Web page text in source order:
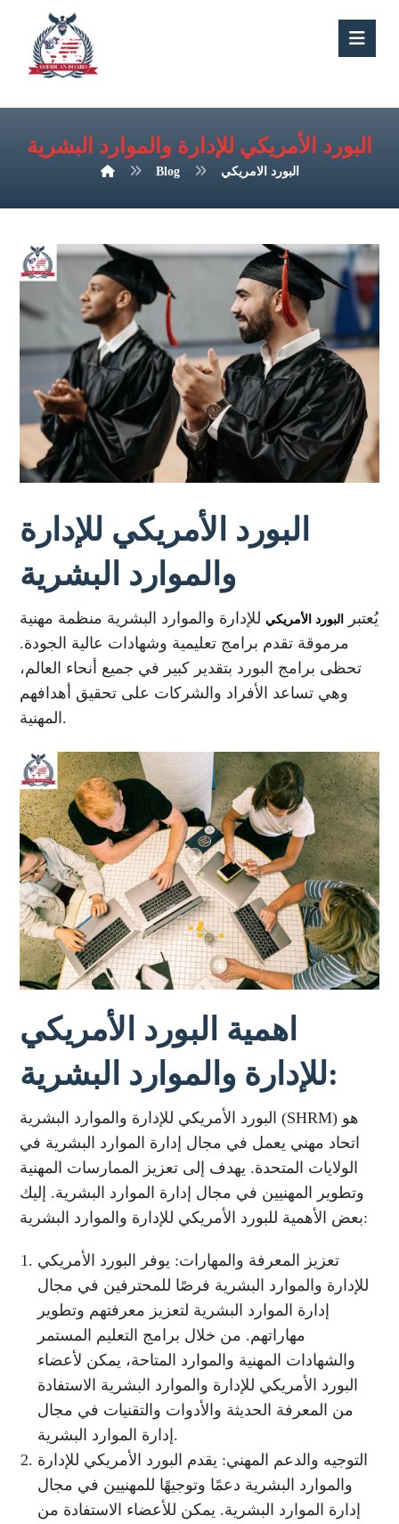
البورد الأمريكي للإدارة والموارد البشرية
Blog البورد الامريكي
البورد الأمريكي للإدارة
والموارد البشرية
يُعتبر البورد الأمريكي للإدارة والموارد البشرية منظمة مهنية
مرموقة تقدم برامج تعليمية وشهادات عالية الجودة.
تحظى برامج البورد بتقدير كبير في جميع أنحاء العالم،
وهي تساعد الأفراد والشركات على تحقيق أهدافهم
المهنية.
اهمية البورد الأمريكي
للإدارة والموارد البشرية:
البورد الأمريكي للإدارة والموارد البشرية (SHRM) هو
اتحاد مهني يعمل في مجال إدارة الموارد البشرية في
الولايات المتحدة. يهدف إلى تعزيز الممارسات المهنية
وتطوير المهنيين في مجال إدارة الموارد البشرية. إليك
بعض الأهمية للبورد الأمريكي للإدارة والموارد البشرية:
تعزيز المعرفة والمهارات: يوفر البورد الأمريكي
للإدارة والموارد البشرية فرصًا للمحترفين في مجال
إدارة الموارد البشرية لتعزيز معرفتهم وتطوير
مهاراتهم. من خلال برامج التعليم المستمر
والشهادات المهنية والموارد المتاحة، يمكن لأعضاء
البورد الأمريكي للإدارة والموارد البشرية الاستفادة
من المعرفة الحديثة والأدوات والتقنيات في مجال
إدارة الموارد البشرية.
التوجيه والدعم المهني: يقدم البورد الأمريكي للإدارة
والموارد البشرية دعمًا وتوجيهًا للمهنيين في مجال
إدارة الموارد البشرية. يمكن للأعضاء الاستفادة من